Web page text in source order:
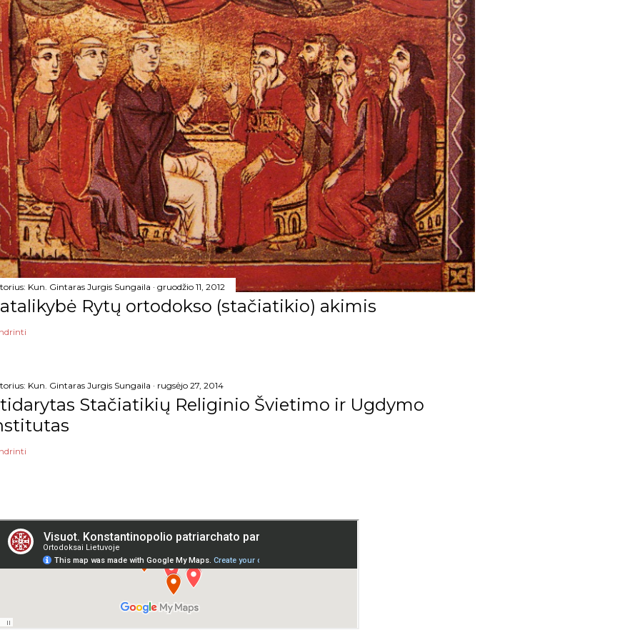
Kun. Gintaras Jurgis Sungaila gruodžio 11, 2012
Rytų ortodokso (stačiatikio) akimis
Kun. Gintaras Jurgis Sungaila rugsėjo 27, 2014
Stačiatikių Religinio Švietimo ir Ugdymo